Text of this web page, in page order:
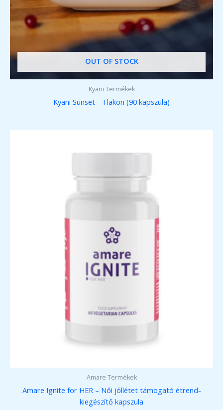
OUT OF STOCK
Kyäni Termékek
Kyäni Sunset – Flakon (90 kapszula)
Amare Termékek
Amare Ignite for HER – Női jóllétet támogató étrend-
kiegészítő kapszula